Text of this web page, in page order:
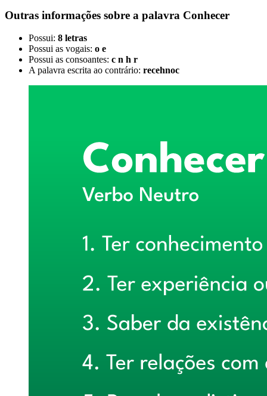
Outras informações sobre a palavra Conhecer
Possui: 8 letras
Possui as vogais: o e
Possui as consoantes: c n h r
A palavra escrita ao contrário: recehnoc